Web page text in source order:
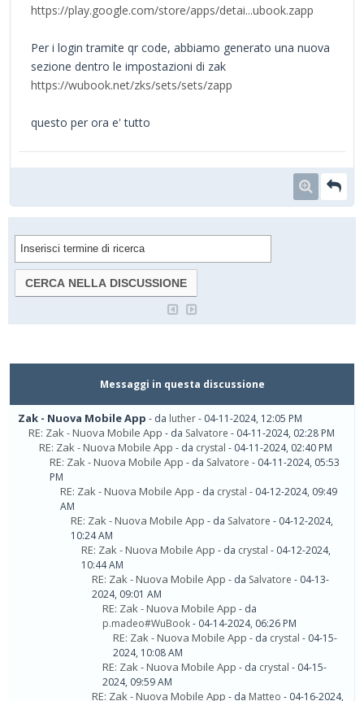
https://play.google.com/store/apps/detai...ubook.zapp
Per i login tramite qr code, abbiamo generato una nuova
sezione dentro le impostazioni di zak
https://wubook.net/zks/sets/sets/zapp
questo per ora e' tutto
Messaggi in questa discussione
Zak - Nuova Mobile App - da luther- 04-11-2024, 12:05 PM
RE: Zak - Nuova Mobile App - da Salvatore - 04-11-2024, 02:28 PM
RE: Zak - Nuova Mobile App - da crystal - 04-11-2024, 02:40 PM
RE: Zak - Nuova Mobile App - da Salvatore - 04-11-2024, 05:53
PM
RE: Zak - Nuova Mobile App - da crystal - 04-12-2024, 09:49
AM
RE: Zak - Nuova Mobile App - da Salvatore - 04-12-2024,
10:24 AM
RE: Zak - Nuova Mobile App - da crystal - 04-12-2024,
10:44 AM
RE: Zak - Nuova Mobile App - da Salvatore - 04-13-
2024, 09:01 AM
RE: Zak - Nuova Mobile App - da
p.madeo#WuBook- 04-14-2024, 06:26 PM
RE: Zak - Nuova Mobile App - da crystal - 04-15-
2024, 10:08 AM
RE: Zak - Nuova Mobile App - da crystal - 04-15-
2024, 09:59 AM
RE: Zak - Nuova Mobile App - da Matteo - 04-16-2024,